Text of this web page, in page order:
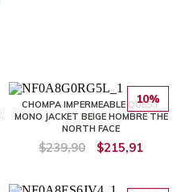
10%
CHOMPA IMPERMEABLE QUEST
MONO JACKET BEIGE HOMBRE THE
NORTH FACE
$239,90 $215,91